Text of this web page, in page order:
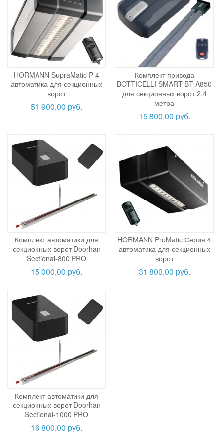
HORMANN SupraMatic P 4
автоматика для секционных
ворот
51 900,00 руб.
Комплект привода
BOTTICELLI SMART BT A850
для секционных ворот 2,4
метра
15 800,00 руб.
Комплект автоматики для
секционных ворот Doorhan
Sectional-800 PRO
15 000,00 руб.
HORMANN ProMatic Серия 4
автоматика для секционных
ворот
31 800,00 руб.
Комплект автоматики для
секционных ворот Doorhan
Sectional-1000 PRO
16 800,00 руб.